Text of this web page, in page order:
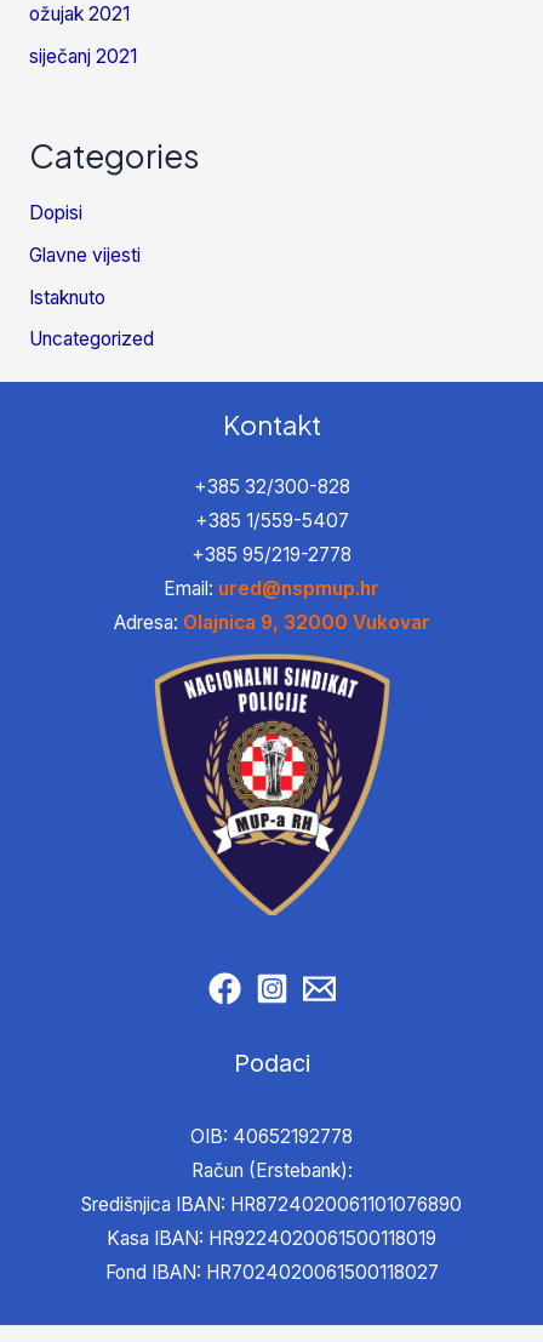
ožujak 2021
siječanj 2021
Categories
Dopisi
Glavne vijesti
Istaknuto
Uncategorized
Kontakt
+385 32/300-828
+385 1/559-5407
+385 95/219-2778
Email: ured@nspmup.hr
Adresa: Olajnica 9, 32000 Vukovar
Podaci
OIB: 40652192778
Račun (Erstebank):
Središnjica IBAN: HR8724020061101076890
Kasa IBAN: HR9224020061500118019
Fond IBAN: HR7024020061500118027